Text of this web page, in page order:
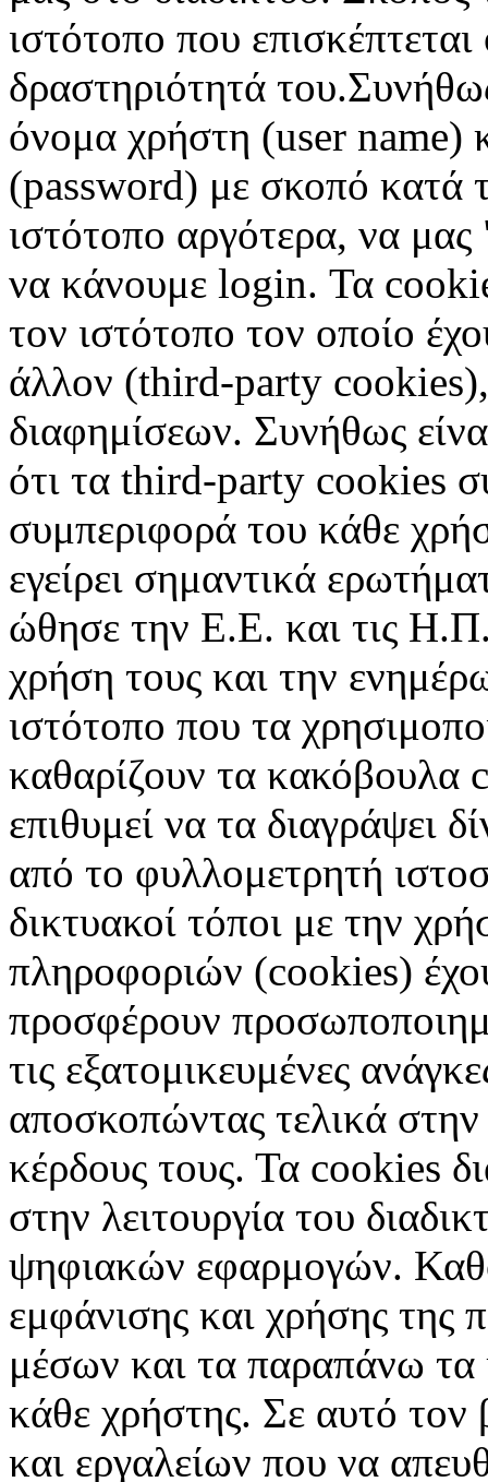
ιστότοπο που
δραστηριότητά
όνομα χρήστη (user name)
(password) με σκοπό κατά
ιστότοπο αργότερα, να μας
να κάνουμε login. Τα
τον ιστότοπο τον οποίο
άλλον (third-party
διαφημίσεων. Συνήθως
ότι τα third-party cookies
συμπεριφορά του κάθε
εγείρει σημαντικά
ώθησε την Ε.Ε. και τις
χρήση τους και την
ιστότοπο που τα
καθαρίζουν τα κακόβουλα
επιθυμεί να τα διαγράψει
από το φυλλομετρητή
δικτυακοί τόποι με την
πληροφοριών (cookies)
προσφέρουν
τις εξατομικευμένες
αποσκοπώντας τελικά
κέρδους τους. Τα cookies
στην λειτουργία του
ψηφιακών εφαρμογών.
εμφάνισης και χρήσης της
μέσων και τα παραπάνω τα
κάθε χρήστης. Σε αυτό
και εργαλείων που να